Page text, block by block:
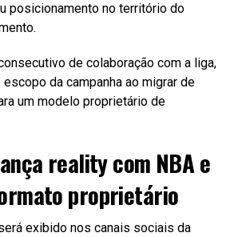
posicionamento no território do
de colaboração com a liga,
da campanha ao migrar de
um modelo proprietário de
reality com NBA e
proprietário
exibido nos canais sociais da